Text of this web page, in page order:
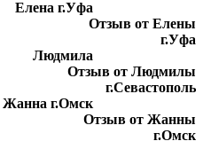
Отзыв от Елены
г.Уфа
Отзыв от Людмилы
г.Севастополь
Отзыв от Жанны
г.Омск